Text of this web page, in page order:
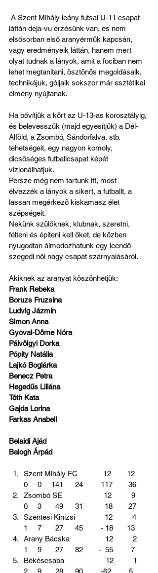
láttán deja-vu érzésünk van, és nem
elsősorban első aranyérmük kapcsán,
vagy eredményeik láttán, hanem mert
olyat tudnak a lányok, amit a fociban nem
lehet megtanítani, ösztönös megoldásaik,
technikájuk, góljaik sokszor már esztétikai
élmény nyújtanak.
Ha bővítjük a kört az U-13-as korosztályig,
és belevesszük (majd egyesítjük) a Dél-
Alföld, a Zsombó, Sándorfalva, stb.
tehetségeit, egy nagyon komoly,
dicsőséges futballcsapat képét
vizionálhatjuk.
Persze még nem tartunk itt, most
élvezzék a lányok a sikert, a futballt, a
lassan megérkező kiskamasz élet
szépségeit.
Nekünk szülőknek, klubnak, szeretni,
félteni és építeni kell őket, de közben
nyugodtan álmodozhatunk egy leendő
szegedi női nagy csapat szárnyalásáról.
Akiknek az aranyat köszönhetjük:
Frank Rebeka
Boruzs Fruzsina
Ludvig Jázmin
Simon Anna
Gyovai-Döme Nóra
Pálvölgyi Dorka
Pópity Natália
Lajkó Boglárka
Benecz Petra
Hegedűs Liliána
Tóth Kata
Gajda Lorina
Farkas Anabell
Belaidi Ajád
Balogh Árpád
Szent Mihály FC             12        12
0     0     141      24         117        36
Zsombó SE                     12          9
0     3       49      31           18        27
Szentesi Kinizsi               12          4
1     7       27      45         - 18       13
Arany Bácska                  12          2
1     9       27      82        -  55         7
Békéscsaba                     12          1
2     9       28      90         -62         5